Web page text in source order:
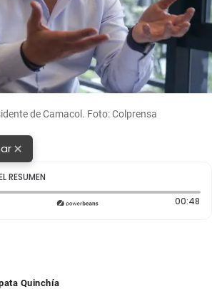
de Camacol. Foto: Colprensa
×
RESUMEN
transcurrido: 0 segundos 00:48
Quinchía